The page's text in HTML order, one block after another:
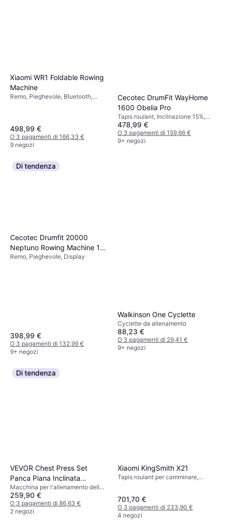
Xiaomi WR1 Foldable Rowing
Machine
Remo, Pieghevole, Bluetooth,
498,99 €
O 3 pagamenti di 166,33 €
9 negozi
Cecotec DrumFit WayHome
1600 Obelia Pro
Tapis roulant, Inclinazione 15%,
Altoparlanti, USB, Pieghevole,
Display, Ruote di trasporto,
Portabottiglie
478,99 €
O 3 pagamenti di 159,66 €
9+ negozi
Di tendenza
Cecotec Drumfit 20000
Neptuno Rowing Machine 11
L
Remo, Pieghevole, Display
398,99 €
O 3 pagamenti di 132,99 €
9+ negozi
Walkinson One Cyclette
Cyclette da allenamento
88,23 €
O 3 pagamenti di 29,41 €
9+ negozi
Di tendenza
VEVOR Chest Press Set
Panca Piana Inclinata
Regolabile
Macchina per l'allenamento della
forza
259,90 €
O 3 pagamenti di 86,63 €
2 negozi
Xiaomi KingSmith X21
Tapis roulant per camminare,
701,70 €
O 3 pagamenti di 233,90 €
4 negozi